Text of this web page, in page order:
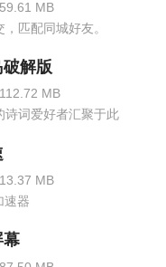
59.61 MB
，匹配同城好友。
解版
112.72 MB
诗词爱好者汇聚于此
13.37 MB
速器
幕